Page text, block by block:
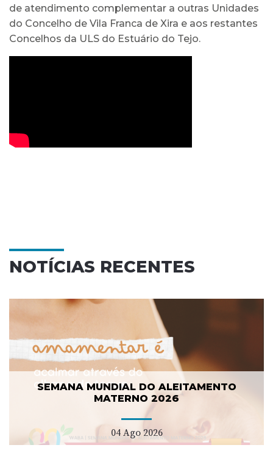
de atendimento complementar a outras Unidades
do Concelho de Vila Franca de Xira e aos restantes
Concelhos da ULS do Estuário do Tejo.
NOTÍCIAS RECENTES
SEMANA MUNDIAL DO ALEITAMENTO
MATERNO 2026
04 Ago 2026